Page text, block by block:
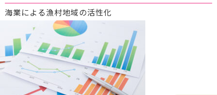
海業による漁村地域の活性化